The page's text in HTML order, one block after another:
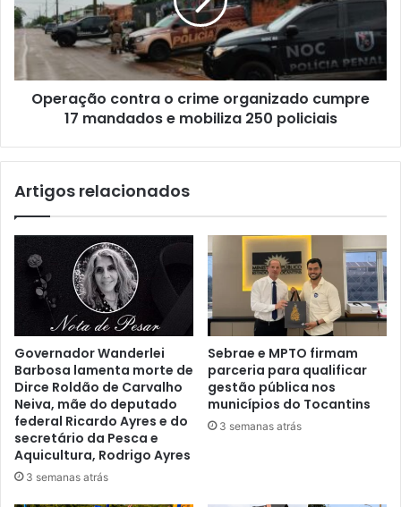
Operação contra o crime organizado cumpre
17 mandados e mobiliza 250 policiais
Artigos relacionados
Governador Wanderlei
Barbosa lamenta morte de
Dirce Roldão de Carvalho
Neiva, mãe do deputado
federal Ricardo Ayres e do
secretário da Pesca e
Aquicultura, Rodrigo Ayres
3 semanas atrás
Sebrae e MPTO firmam
parceria para qualificar
gestão pública nos
municípios do Tocantins
3 semanas atrás